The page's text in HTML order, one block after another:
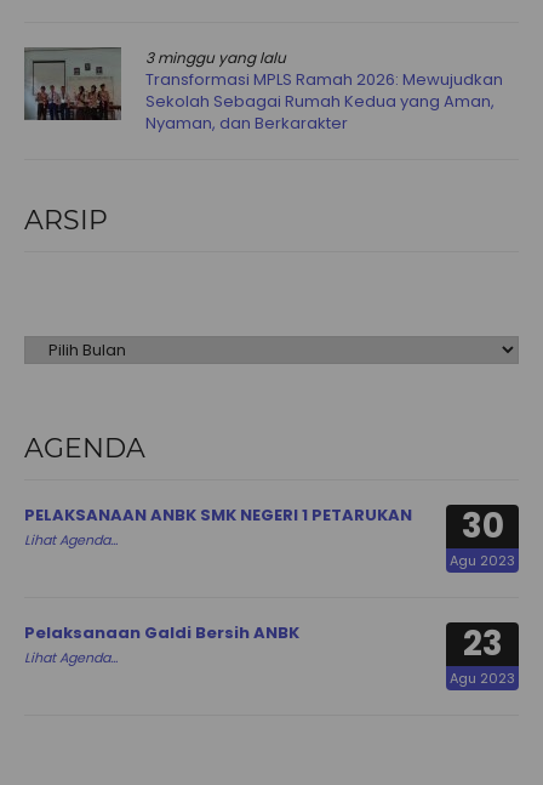
3 minggu yang lalu
Transformasi MPLS Ramah 2026: Mewujudkan
Sekolah Sebagai Rumah Kedua yang Aman,
Nyaman, dan Berkarakter
ARSIP
AGENDA
30
Agu 2023
PELAKSANAAN ANBK SMK NEGERI 1 PETARUKAN
Lihat Agenda...
23
Agu 2023
Pelaksanaan Galdi Bersih ANBK
Lihat Agenda...